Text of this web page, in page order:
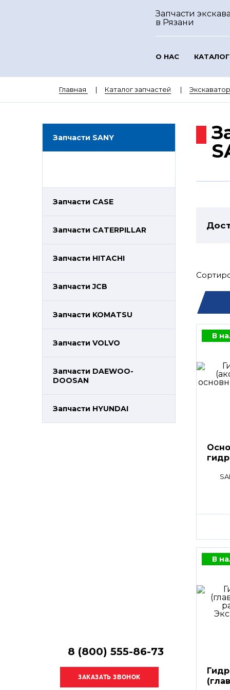
Запчасти
в Рязани
О НАС
Главная Каталог запчастей
Запчасти SANY
Запчасти CASE
Запчасти CATERPILLAR
Запчасти HITACHI
Запчасти JCB
Запчасти KOMATSU
Запчасти VOLVO
Запчасти DAEWOO-
DOOSAN
Запчасти HYUNDAI
8 (800) 555-86-73
В
В